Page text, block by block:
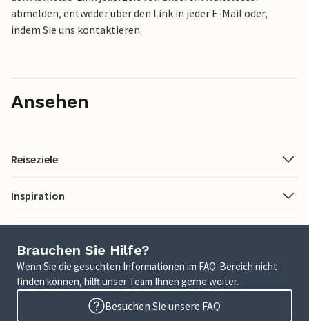
abmelden, entweder über den Link in jeder E-Mail oder,
indem Sie uns kontaktieren.
Ansehen
Reiseziele
Inspiration
Brauchen Sie Hilfe?
Wenn Sie die gesuchten Informationen im FAQ-Bereich nicht
finden können, hilft unser Team Ihnen gerne weiter.
Besuchen Sie unsere FAQ